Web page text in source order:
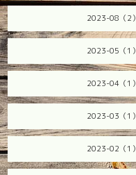
2023-08（2）
2023-05（1）
2023-04（1）
2023-03（1）
2023-02（1）